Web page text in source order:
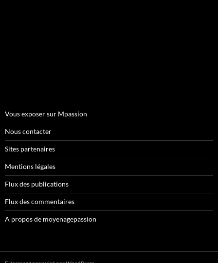
Vous exposer sur Mpassion
Nous contacter
Sites partenaires
Mentions légales
Flux des publications
Flux des commentaires
A propos de moyenagepassion